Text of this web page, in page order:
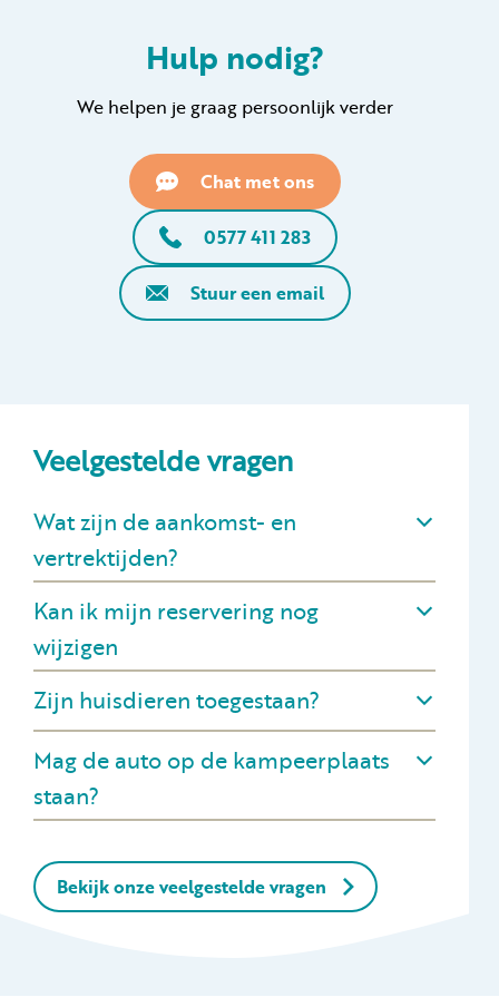
Hulp nodig?
We helpen je graag persoonlijk verder
Chat met ons
0577 411 283
Stuur een email
Veelgestelde vragen
Wat zijn de aankomst- en
vertrektijden?
Kan ik mijn reservering nog
wijzigen
Zijn huisdieren toegestaan?
Mag de auto op de kampeerplaats
staan?
Bekijk onze veelgestelde vragen